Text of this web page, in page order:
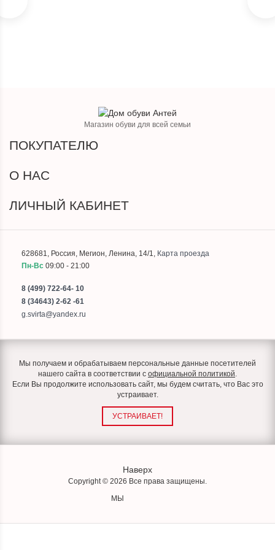
Магазин обуви для всей семьи
ПОКУПАТЕЛЮ
О НАС
ЛИЧНЫЙ КАБИНЕТ
628681 Россия Мегион Ленина, 14/1
Карта проезда
Пн-Вс 09:00 - 21:00
8 (499) 722-64- 10
8 (34643) 2-62 -61
g.svirta@yandex.ru
Мы получаем и обрабатываем персональные данные посетителей
нашего сайта в соответствии с официальной политикой
Если Вы продолжите использовать сайт, мы будем считать, что Вас это
устраивает.
УСТРАИВАЕТ!
Наверх
Copyright © 2026 Все права защищены.
МЫ